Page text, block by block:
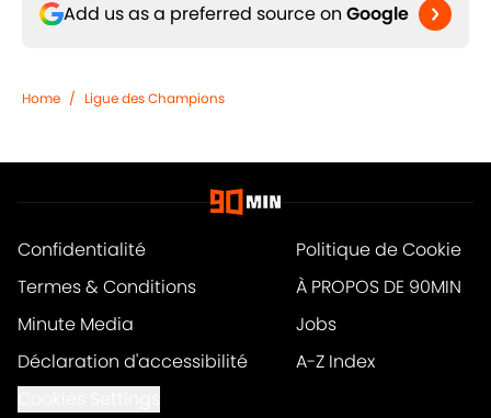
Add us as a preferred source on Google
Home / Ligue des Champions
Confidentialité
Politique de Cookie
Termes & Conditions
À PROPOS DE 90MIN
Minute Media
Jobs
Déclaration d'accessibilité
A-Z Index